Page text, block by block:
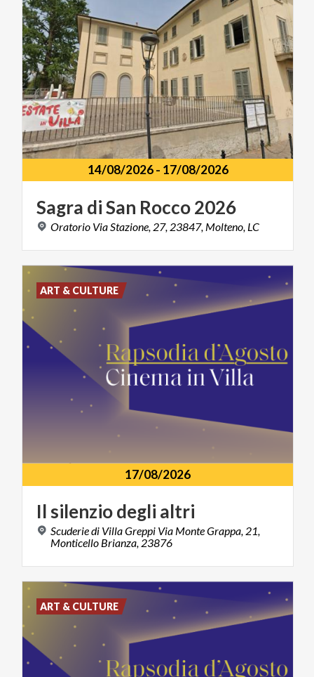
14/08/2026- 17/08/2026
Sagra diSan Rocco2026
Oratorio Via Stazione, 27, 23847, Molteno, LC
17/08/2026
Il silenziodegli altri
Scuderie di Villa Greppi Via Monte Grappa, 21,
Monticello Brianza, 23876
ART & CULTURE
ART & CULTURE